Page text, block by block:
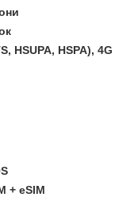
HSUPA, HSPA), 4G
+ eSIM